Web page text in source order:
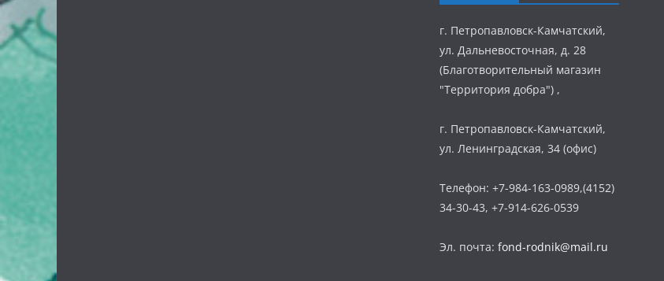
г. Петропавловск-Камчатский,
ул. Дальневосточная, д. 28
(Благотворительный магазин
"Территория добра") ,
г. Петропавловск-Камчатский,
ул. Ленинградская, 34 (офис)
Телефон: +7-984-163-0989,(4152)
34-30-43, +7-914-626-0539
Эл. почта: fond-rodnik@mail.ru